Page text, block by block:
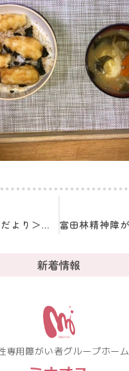
＜おいしいの声だより＞～ミナオスの晩ごはんより～
新着情報
専用障がい者グループホーム